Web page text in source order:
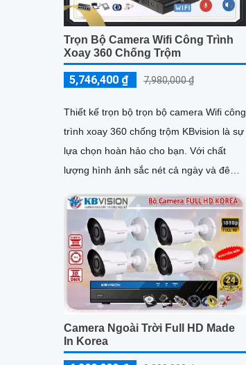
Trọn Bộ Camera Wifi Công Trình
Xoay 360 Chống Trộm
5,746,400 ₫ 7,980,000 ₫
Thiết kế trọn bộ trọn bộ camera Wifi công
trình xoay 360 chống trộm KBvision là sự
lựa chọn hoàn hảo cho bạn. Với chất
lượng hình ảnh sắc nét cả ngày và đêm,
Camera Ngoài Trời Full HD Made
In Korea